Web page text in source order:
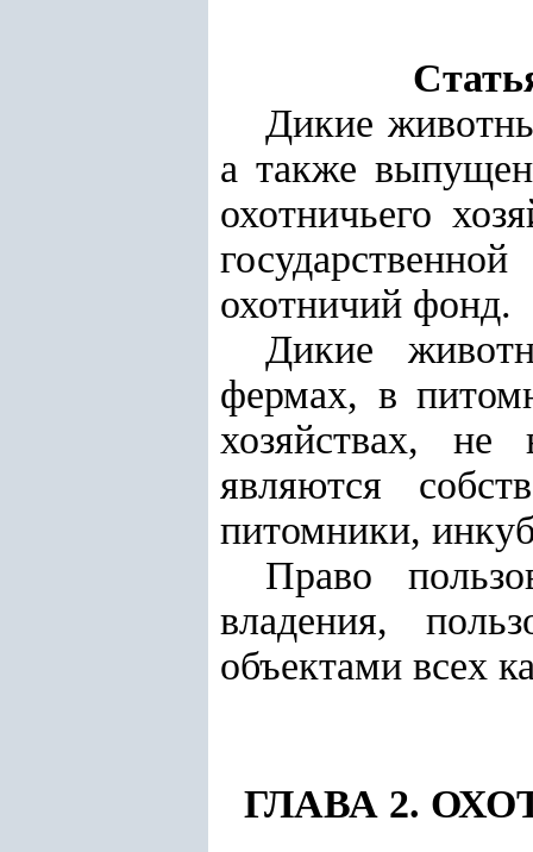
Дикие
а также
охотничьего
охотничий фонд.
Дикие
фермах, в
хозяйствах,
являются
питомники,
Право
владения,
объектами всех
ГЛАВА 2.